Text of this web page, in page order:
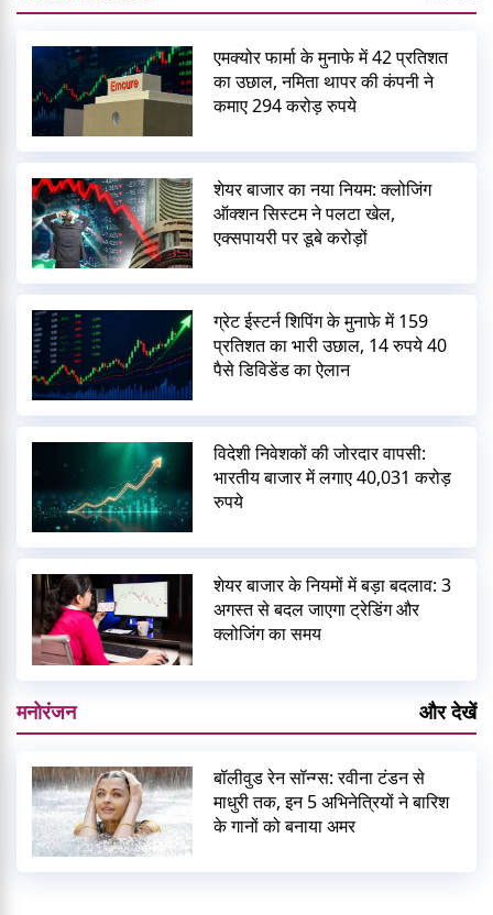
एमक्योर फार्मा के मुनाफे में 42 प्रतिशत
का उछाल, नमिता थापर की कंपनी ने
कमाए 294 करोड़ रुपये
शेयर बाजार का नया नियम: क्लोजिंग
ऑक्शन सिस्टम ने पलटा खेल,
एक्सपायरी पर डूबे करोड़ों
ग्रेट ईस्टर्न शिपिंग के मुनाफे में 159
प्रतिशत का भारी उछाल, 14 रुपये 40
पैसे डिविडेंड का ऐलान
विदेशी निवेशकों की जोरदार वापसी:
भारतीय बाजार में लगाए 40,031 करोड़
रुपये
शेयर बाजार के नियमों में बड़ा बदलाव: 3
अगस्त से बदल जाएगा ट्रेडिंग और
क्लोजिंग का समय
मनोरंजन और देखें
बॉलीवुड रेन सॉन्ग्स: रवीना टंडन से
माधुरी तक, इन 5 अभिनेत्रियों ने बारिश
के गानों को बनाया अमर